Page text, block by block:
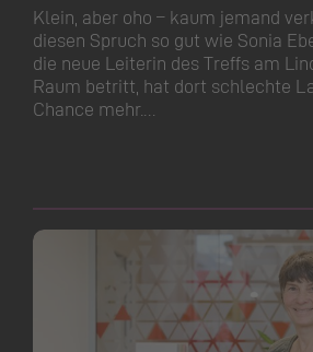
Klein, aber oho – kaum jemand
diesen Spruch so gut wie Sonia
die neue Leiterin des Treffs am
Raum betritt, hat dort schlechte
Chance mehr.…